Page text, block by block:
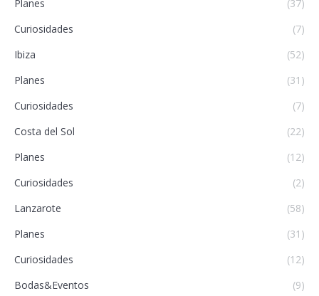
Planes
(37)
Curiosidades
(7)
Ibiza
(52)
Planes
(31)
Curiosidades
(7)
Costa del Sol
(22)
Planes
(12)
Curiosidades
(2)
Lanzarote
(58)
Planes
(31)
Curiosidades
(12)
Bodas&Eventos
(9)